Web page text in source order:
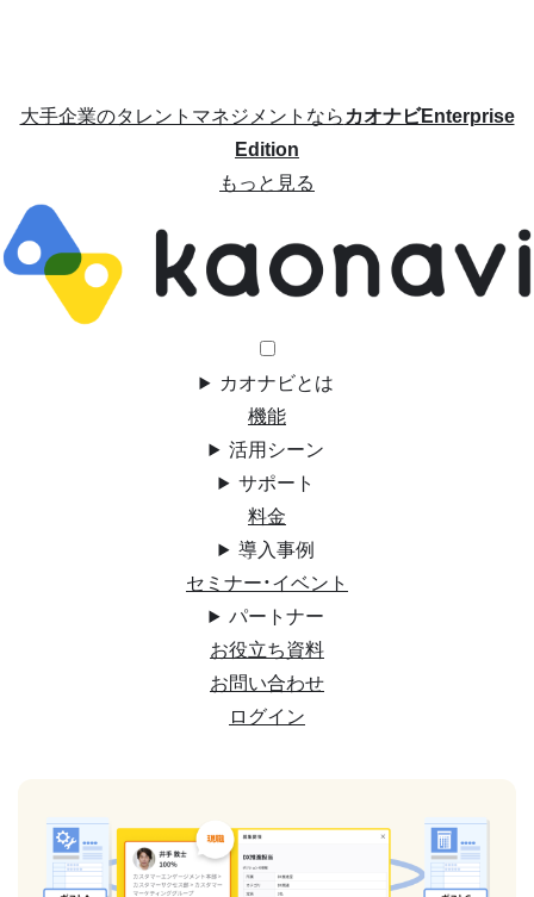
大手企業のタレントマネジメントならカオナビEnterprise
Edition
もっと見る
カオナビとは
機能
活用シーン
サポート
料金
導入事例
セミナー・イベント
パートナー
お役立ち資料
お問い合わせ
ログイン